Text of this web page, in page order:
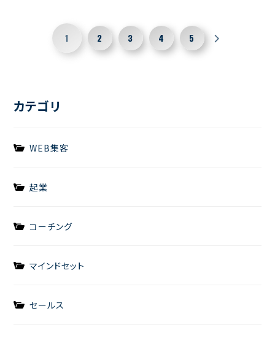
1 2 3 4 5
カテゴリ
WEB集客
起業
コーチング
マインドセット
セールス